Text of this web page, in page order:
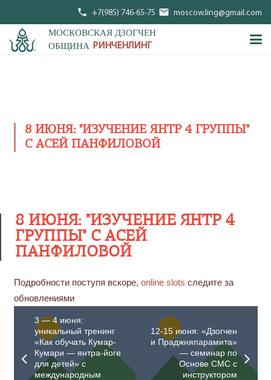
phone +7(985) 746-65-75 mail moscow.ling@gmail.com
МОСКОВСКАЯ ДЗОГЧЕН
ОБЩИНА РИНЧЕНЛИНГ
8 ИЮНЯ: "ИЗУЧЕНИЕ ЯНТР 4 ГРУППЫ"
С АСЕЙ ПАНФИЛОВОЙ
8 ИЮНЯ: "ИЗУЧЕНИЕ ЯНТР 4
ГРУППЫ" С АСЕЙ
ПАНФИЛОВОЙ
Подробности поступя вскоре, online slots следите за
обновлениями
3 — 4 июня:
уникальный тренинг
«Как обучать Кумар-
Кумари — янтра-йоге
для детей» с
международным
12-15 июня: «Дзогчен
и Праджняпарамита»
— семинар по
Основе СМС с
инструктором